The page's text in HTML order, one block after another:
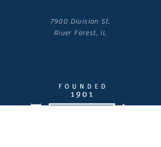
7900 Division St.
River Forest, IL